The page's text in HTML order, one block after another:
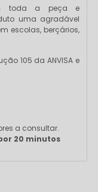
toda a peça e
uma agradável
escolas, berçários,
105 da ANVISA e
a consultar.
20 minutos